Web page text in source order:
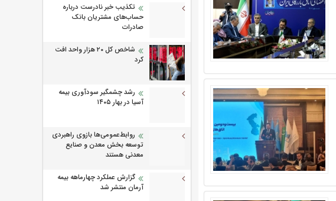
تکذیب خبر نادرست درباره
حساب‌های مشتریان بانک
صادرات
شاخص کل ۲۰ هزار واحد افت
کرد
رشد چشمگیر سودآوری بیمه
آسیا در بهار ۱۴۰۵
روابط‌‌عمومی‌ها بازوی راهبردی
توسعه بخش معدن و صنایع
معدنی هستند
گزارش عملکرد چهارماهه بیمه
آرمان منتشر شد